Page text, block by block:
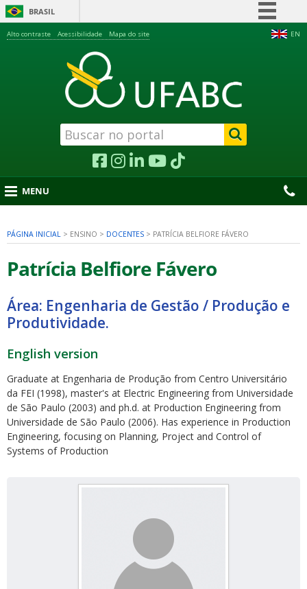
BRASIL
Acesso à informação
Legislação
Canais
EN
Alto contraste Acessibilidade Mapa do site
MENU
PÁGINA INICIAL > ENSINO > DOCENTES > PATRÍCIA BELFIORE FÁVERO
Patrícia Belfiore Fávero
Área: Engenharia de Gestão / Produção e
Produtividade.
English version
Graduate at Engenharia de Produção from Centro Universitário
da FEI (1998), master's at Electric Engineering from Universidade
de São Paulo (2003) and ph.d. at Production Engineering from
Universidade de São Paulo (2006). Has experience in Production
Engineering, focusing on Planning, Project and Control of
Systems of Production